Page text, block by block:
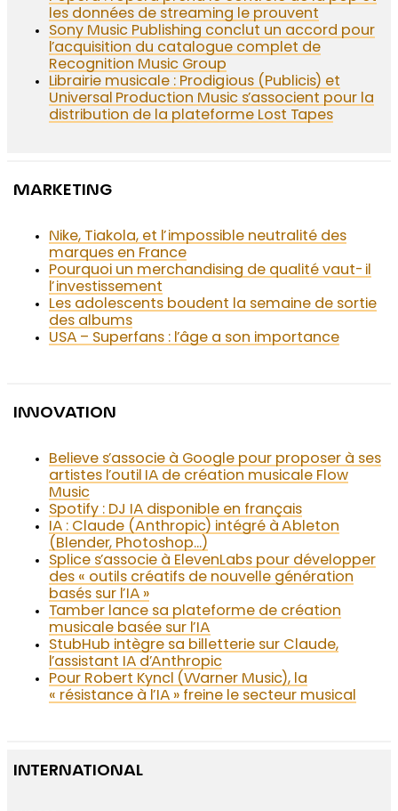
les données de streaming le prouvent
Sony Music Publishing conclut un accord pour
l’acquisition du catalogue complet de
Recognition Music Group
Librairie musicale : Prodigious (Publicis) et
Universal Production Music s’associent pour la
distribution de la plateforme Lost Tapes
MARKETING
Nike, Tiakola, et l’impossible neutralité des
marques en France
Pourquoi un merchandising de qualité vaut-il
l’investissement
Les adolescents boudent la semaine de sortie
des albums
USA – Superfans : l’âge a son importance
INNOVATION
Believe s’associe à Google pour proposer à ses
artistes l’outil IA de création musicale Flow
Music
Spotify : DJ IA disponible en français
IA : Claude (Anthropic) intégré à Ableton
(Blender, Photoshop…)
Splice s’associe à ElevenLabs pour développer
des « outils créatifs de nouvelle génération
basés sur l’IA »
Tamber lance sa plateforme de création
musicale basée sur l’IA
StubHub intègre sa billetterie sur Claude,
l’assistant IA d’Anthropic
Pour Robert Kyncl (Warner Music), la
« résistance à l’IA » freine le secteur musical
INTERNATIONAL